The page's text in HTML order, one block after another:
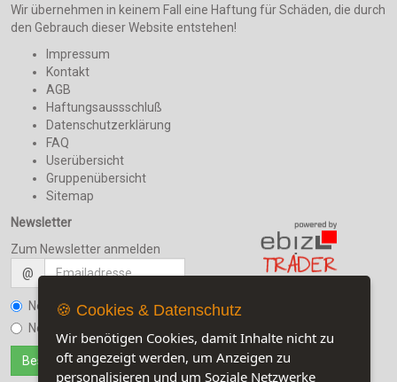
Wir übernehmen in keinem Fall eine Haftung für Schäden, die durch
den Gebrauch dieser Website entstehen!
Impressum
Kontakt
AGB
Haftungsaussschluß
Datenschutzerklärung
FAQ
Userübersicht
Gruppenübersicht
Sitemap
Newsletter
Zum Newsletter anmelden
@
Newsletter bestellen
Newsletter kündigen
Jetzt auf unserer Seite:
Besuchen Sie auch unsere
Sozialmedia-Seiten
🍪 Cookies & Datenschutz
Wir benötigen Cookies, damit Inhalte nicht zu
oft angezeigt werden, um Anzeigen zu
personalisieren und um Soziale Netzwerke